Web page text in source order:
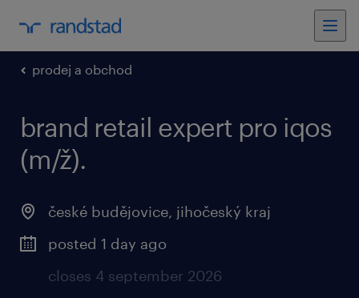
prodej a obchod
brand retail expert pro iqos
(m/ž).
české budějovice, jihočeský kraj
posted 1 day ago
closes 4 september 2026